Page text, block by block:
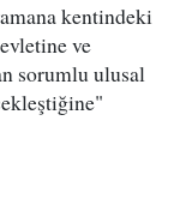
kentindeki
ve
sorumlu ulusal